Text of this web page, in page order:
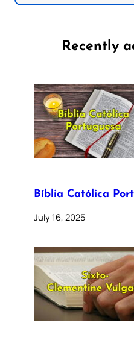
Recently
Bíblia Católica
July 16, 2025